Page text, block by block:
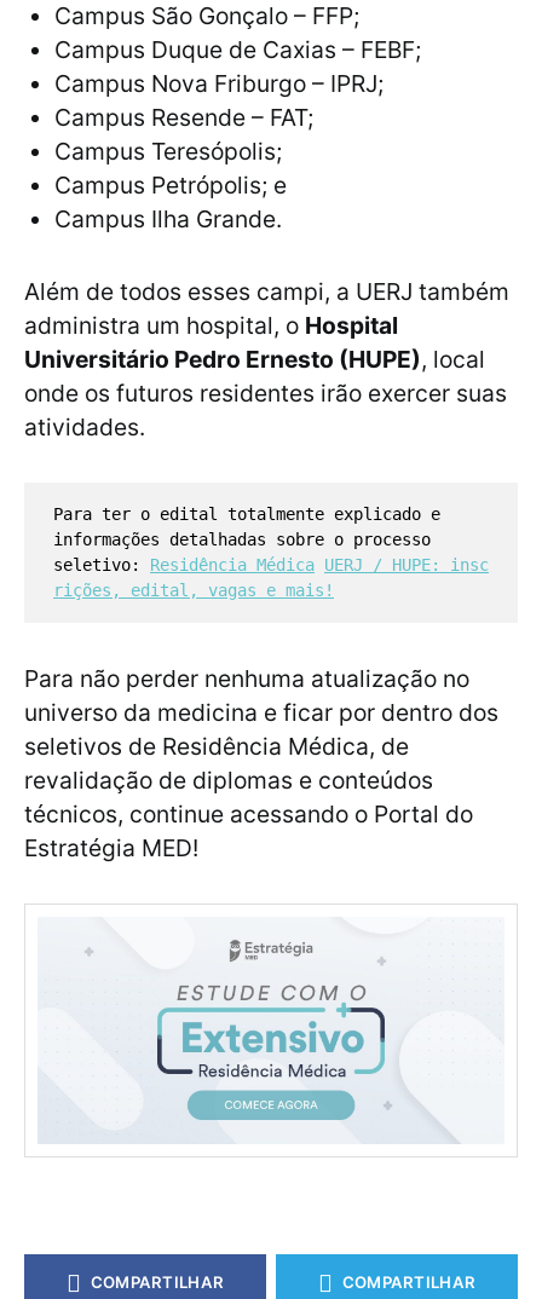
Campus São Gonçalo – FFP;
Campus Duque de Caxias – FEBF;
Campus Nova Friburgo – IPRJ;
Campus Resende – FAT;
Campus Teresópolis;
Campus Petrópolis; e
Campus Ilha Grande.
Além de todos esses campi, a UERJ também
administra um hospital, o Hospital
Universitário Pedro Ernesto (HUPE), local
onde os futuros residentes irão exercer suas
atividades.
Para ter o edital totalmente explicado e
informações detalhadas sobre o processo
seletivo: Residência Médica UERJ / HUPE: insc
rições, edital, vagas e mais!
Para não perder nenhuma atualização no
universo da medicina e ficar por dentro dos
seletivos de Residência Médica, de
revalidação de diplomas e conteúdos
técnicos, continue acessando o Portal do
Estratégia MED!
COMPARTILHAR COMPARTILHAR